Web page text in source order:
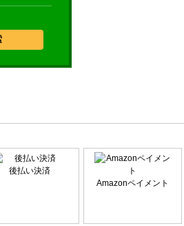
後払い決済
Amazonペイメント